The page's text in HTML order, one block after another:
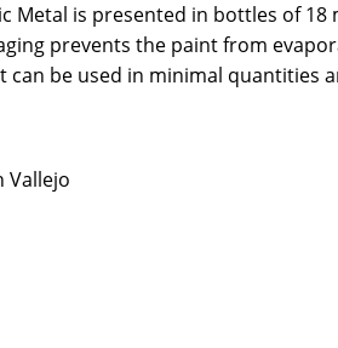
Metal is presented in bottles of 18
prevents the paint from
can be used in minimal quantities
Vallejo